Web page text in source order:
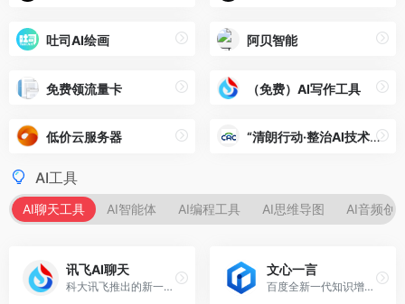
吐司AI绘画 阿贝智能
免费领流量卡 （免费）AI写作工具
低价云服务器 “清朗行动·整治AI技术滥用”
AI工具
AI聊天工具 AI智能体 AI编程工具 AI思维导图 AI音频创
讯飞AI聊天
科大讯飞推出的新一代认知智能大模型
文心一言
百度全新一代知识增强大语言模型，文心大模型家族的新成员，能够与人对话互动，回答问题，协助创作，高效便捷地帮助人们获取信息、知识和灵感。